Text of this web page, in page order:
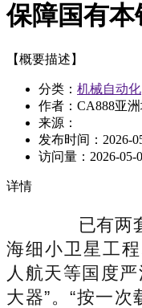
保障国有
【概要描述】
分类： 机械自动化
作者：CA888亚
来源：
发布时间： 2026-
访问量： 2026-05-
详情
已有两套
海细小卫星工
人航天等国度
大器”。“按一次